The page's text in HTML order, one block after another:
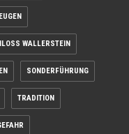
WALLERSTEIN
SONDERFÜHRUNG
TRADITION